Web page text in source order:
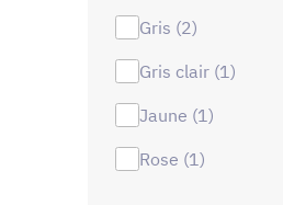
gris (2)
gris clair (1)
jaune (1)
rose (1)